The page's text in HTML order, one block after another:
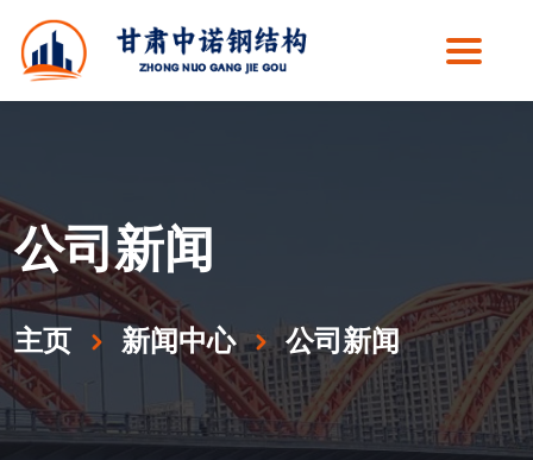
公司新闻
主页 新闻中心 公司新闻